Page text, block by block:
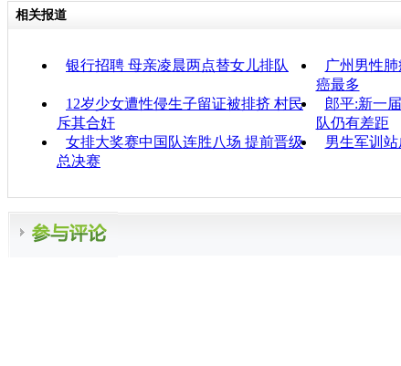
相关报道
银行招聘 母亲凌晨两点替女儿排队
广州男性
癌最多
12岁少女遭性侵生子留证被排挤 村民
斥其合奸
郎平:新一
队仍有差距
女排大奖赛中国队连胜八场 提前晋级
总决赛
男生军训